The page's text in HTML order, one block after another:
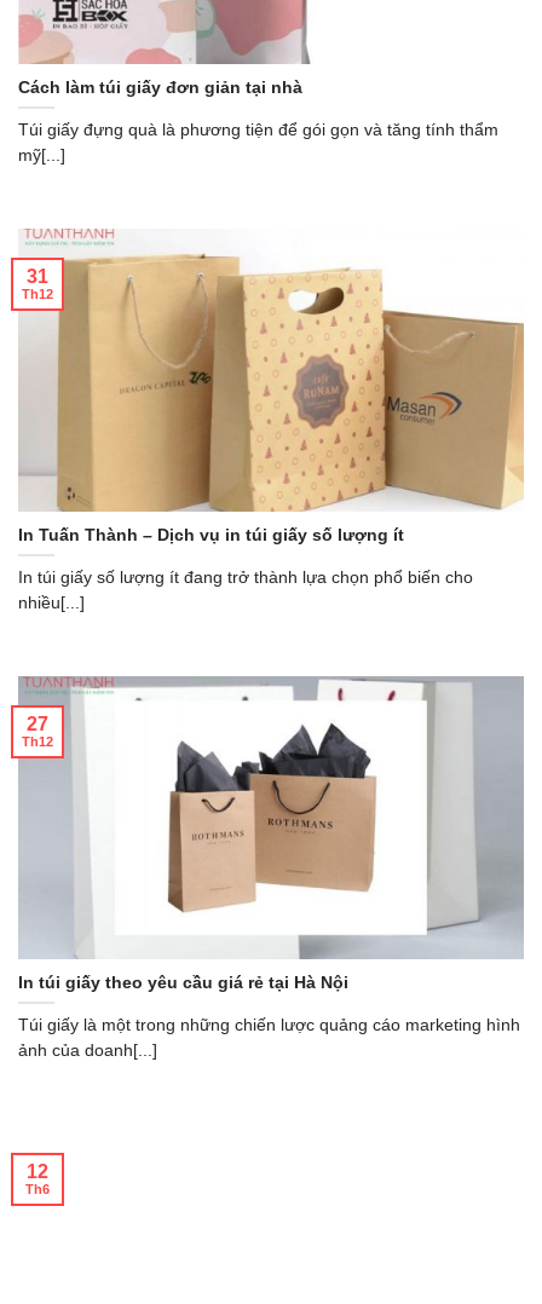
Cách làm túi giấy đơn giản tại nhà
Túi giấy đựng quà là phương tiện để gói gọn và tăng tính thẩm
mỹ[...]
In Tuấn Thành – Dịch vụ in túi giấy số lượng ít
In túi giấy số lượng ít đang trở thành lựa chọn phổ biến cho
nhiều[...]
31
Th12
In túi giấy theo yêu cầu giá rẻ tại Hà Nội
Túi giấy là một trong những chiến lược quảng cáo marketing hình
ảnh của doanh[...]
27
Th12
12
Th6